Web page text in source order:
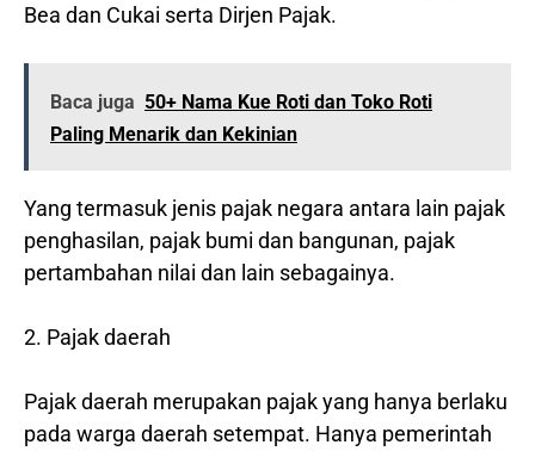
Bea dan Cukai serta Dirjen Pajak.
Baca juga 50+ Nama Kue Roti dan Toko Roti
Paling Menarik dan Kekinian
Yang termasuk jenis pajak negara antara lain pajak
penghasilan, pajak bumi dan bangunan, pajak
pertambahan nilai dan lain sebagainya.
2. Pajak daerah
Pajak daerah merupakan pajak yang hanya berlaku
pada warga daerah setempat. Hanya pemerintah